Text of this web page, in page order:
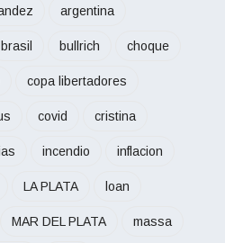
argentina
brasil bullrich choque
copa libertadores
covid cristina
incendio inflacion
LA PLATA loan
MAR DEL PLATA massa